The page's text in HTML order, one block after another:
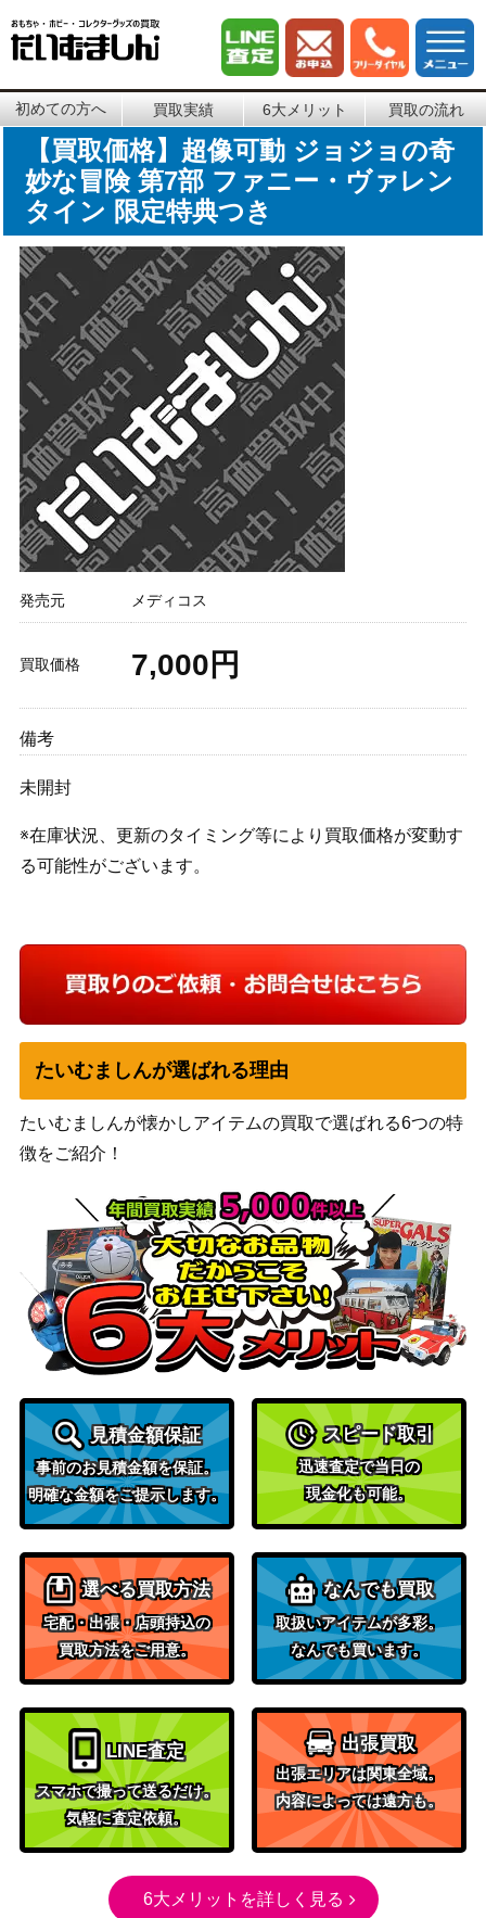
初めての方へ 買取実績 6大メリット 買取の流れ
【買取価格】超像可動 ジョジョの奇
妙な冒険 第7部 ファニー・ヴァレン
タイン 限定特典つき
発売元 メディコス
買取価格 7,000円
備考
未開封
※在庫状況、更新のタイミング等により買取価格が変動す
る可能性がございます。
たいむましんが選ばれる理由
たいむましんが懐かしアイテムの買取で選ばれる6つの特
徴をご紹介！
見積金額保証
事前のお見積金額を保証。
明確な金額をご提示します。
スピード取引
迅速査定で当日の
現金化も可能。
選べる買取方法
宅配・出張・店頭持込の
買取方法をご用意。
なんでも買取
取扱いアイテムが多彩。
なんでも買います。
LINE査定
スマホで撮って送るだけ。
気軽に査定依頼。
出張買取
出張エリアは関東全域。
内容によっては遠方も。
6大メリットを詳しく見る